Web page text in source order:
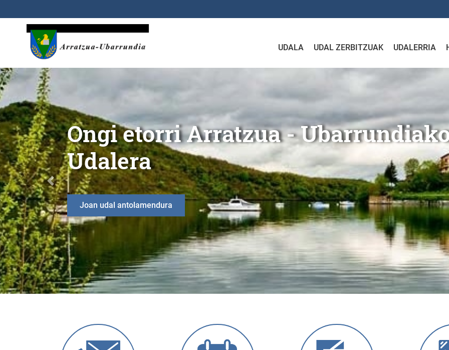
UDALA UDAL ZERBITZUAK UDALERRIA
Ongi etorri Arratzua - Ubarrundiako Udalera
Ongi etorri Arratzua -
Udalera
Joan udal antolamendura
Anterior